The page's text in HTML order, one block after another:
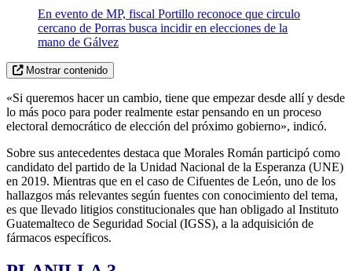
En evento de MP, fiscal Portillo reconoce que circulo
cercano de Porras busca incidir en elecciones de la
mano de Gálvez
Mostrar contenido
«Si queremos hacer un cambio, tiene que empezar desde allí y desde
lo más poco para poder realmente estar pensando en un proceso
electoral democrático de elección del próximo gobierno», indicó.
Sobre sus antecedentes destaca que Morales Román participó como
candidato del partido de la Unidad Nacional de la Esperanza (UNE)
en 2019. Mientras que en el caso de Cifuentes de León, uno de los
hallazgos más relevantes según fuentes con conocimiento del tema,
es que llevado litigios constitucionales que han obligado al Instituto
Guatemalteco de Seguridad Social (IGSS), a la adquisición de
fármacos específicos.